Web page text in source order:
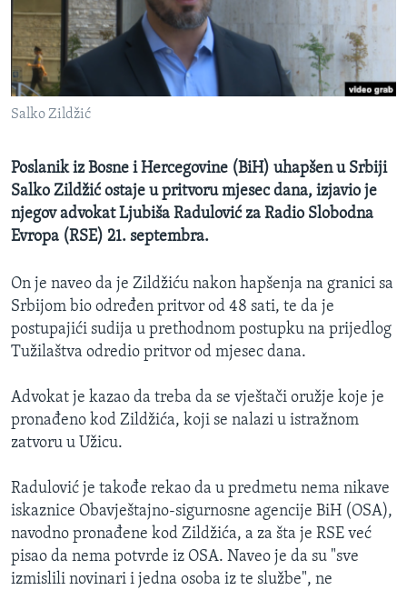
MAGAZIN
O GLASU AMERIKE
Learning English
Jezici
Salko Zildžić
Poslanik iz Bosne i Hercegovine (BiH) uhapšen u Srbiji
Salko Zildžić ostaje u pritvoru mjesec dana, izjavio je
njegov advokat Ljubiša Radulović za Radio Slobodna
Evropa (RSE) 21. septembra.
On je naveo da je Zildžiću nakon hapšenja na granici sa
Srbijom bio određen pritvor od 48 sati, te da je
postupajići sudija u prethodnom postupku na prijedlog
Tužilaštva odredio pritvor od mjesec dana.
Advokat je kazao da treba da se vještači oružje koje je
pronađeno kod Zildžića, koji se nalazi u istražnom
zatvoru u Užicu.
Radulović je takođe rekao da u predmetu nema nikave
iskaznice Obavještajno-sigurnosne agencije BiH (OSA),
navodno pronađene kod Zildžića, a za šta je RSE već
pisao da nema potvrde iz OSA. Naveo je da su "sve
izmislili novinari i jedna osoba iz te službe", ne